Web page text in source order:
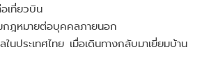
เที่ยวบิน
กฎหมายต่อบุคคลภายนอก
ในประเทศไทย เมื่อเดินทางกลับมาเยี่ยมบ้าน